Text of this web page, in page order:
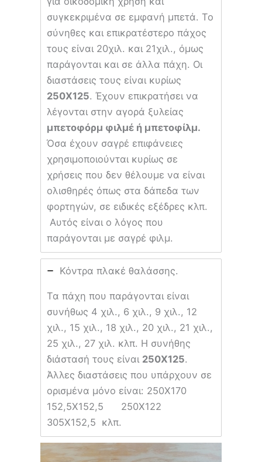
συγκεκριμένα σε εμφανή μπετά. Το
σύνηθες και επικρατέστερο πάχος
τους είναι 20χιλ. και 21χιλ., όμως
παράγονται και σε άλλα πάχη. Οι
διαστάσεις τους είναι κυρίως
250Χ125. Έχουν επικρατήσει να
λέγονται στην αγορά ξυλείας
μπετοφόρμ φιλμέ ή μπετοφίλμ.
Όσα έχουν σαγρέ επιφάνειες
χρησιμοποιούνται κυρίως σε
χρήσεις που δεν θέλουμε να είναι
ολισθηρές όπως στα δάπεδα των
φορτηγών, σε ειδικές εξέδρες κλπ.
Αυτός είναι ο λόγος που
παράγονται με σαγρέ φιλμ.
Κόντρα πλακέ θαλάσσης.
Τα πάχη που παράγονται είναι
συνήθως 4 χιλ., 6 χιλ., 9 χιλ., 12
χιλ., 15 χιλ., 18 χιλ., 20 χιλ., 21 χιλ.,
25 χιλ., 27 χιλ. κλπ. Η συνήθης
διάστασή τους είναι 250Χ125.
Άλλες διαστάσεις που υπάρχουν σε
ορισμένα μόνο είναι: 250Χ170
152,5Χ152,5 250Χ122
305Χ152,5 κλπ.